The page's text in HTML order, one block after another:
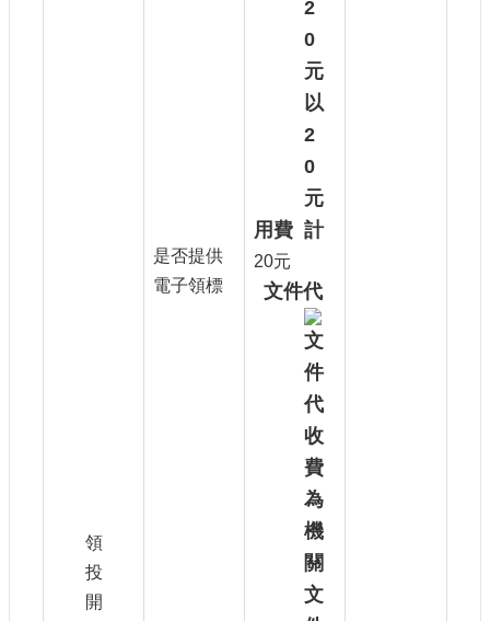
領
投
開
是否提供
電子領標
用費
20元
文件代